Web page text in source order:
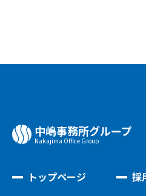
中嶋事務所グループ
Nakajima Oﬃce Group
トップページ
採